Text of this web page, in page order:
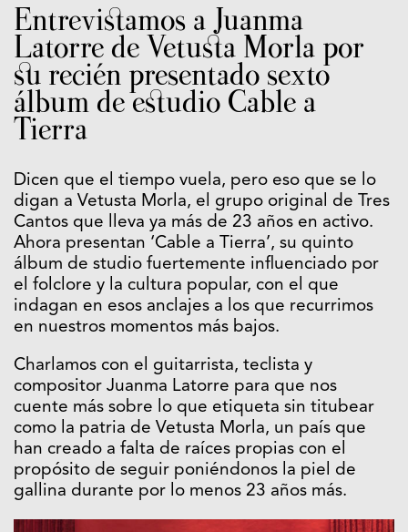
Entrevistamos a Juanma
Latorre de Vetusta Morla por
su recién presentado sexto
álbum de estudio Cable a
Tierra
Dicen que el tiempo vuela, pero eso que se lo
digan a Vetusta Morla, el grupo original de Tres
Cantos que lleva ya más de 23 años en activo.
Ahora presentan ‘Cable a Tierra’, su quinto
álbum de studio fuertemente influenciado por
el folclore y la cultura popular, con el que
indagan en esos anclajes a los que recurrimos
en nuestros momentos más bajos.
Charlamos con el guitarrista, teclista y
compositor Juanma Latorre para que nos
cuente más sobre lo que etiqueta sin titubear
como la patria de Vetusta Morla, un país que
han creado a falta de raíces propias con el
propósito de seguir poniéndonos la piel de
gallina durante por lo menos 23 años más.